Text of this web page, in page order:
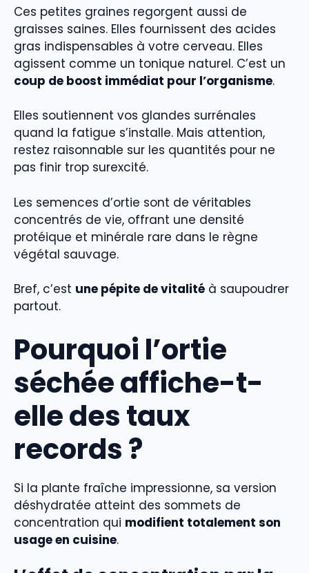
Ces petites graines regorgent aussi de
graisses saines. Elles fournissent des acides
gras indispensables à votre cerveau. Elles
agissent comme un tonique naturel. C’est un
coup de boost immédiat pour l’organisme.
Elles soutiennent vos glandes surrénales
quand la fatigue s’installe. Mais attention,
restez raisonnable sur les quantités pour ne
pas finir trop surexcité.
Les semences d’ortie sont de véritables
concentrés de vie, offrant une densité
protéique et minérale rare dans le règne
végétal sauvage.
Bref, c’est une pépite de vitalité à saupoudrer
partout.
Pourquoi l’ortie
séchée affiche-t-
elle des taux
records ?
Si la plante fraîche impressionne, sa version
déshydratée atteint des sommets de
concentration qui modifient totalement son
usage en cuisine.